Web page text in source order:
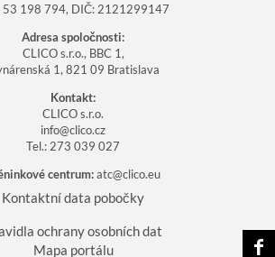
53 198 794, DIČ: 2121299147
Adresa spoločnosti:
CLICO s.r.o., BBC 1,
1, 821 09 Bratislava
Kontakt:
CLICO s.r.o.
info@clico.cz
Tel.: 273 039 027
centrum: atc@clico.eu
Kontaktní data pobočky
ochrany osobních dat
Mapa portálu